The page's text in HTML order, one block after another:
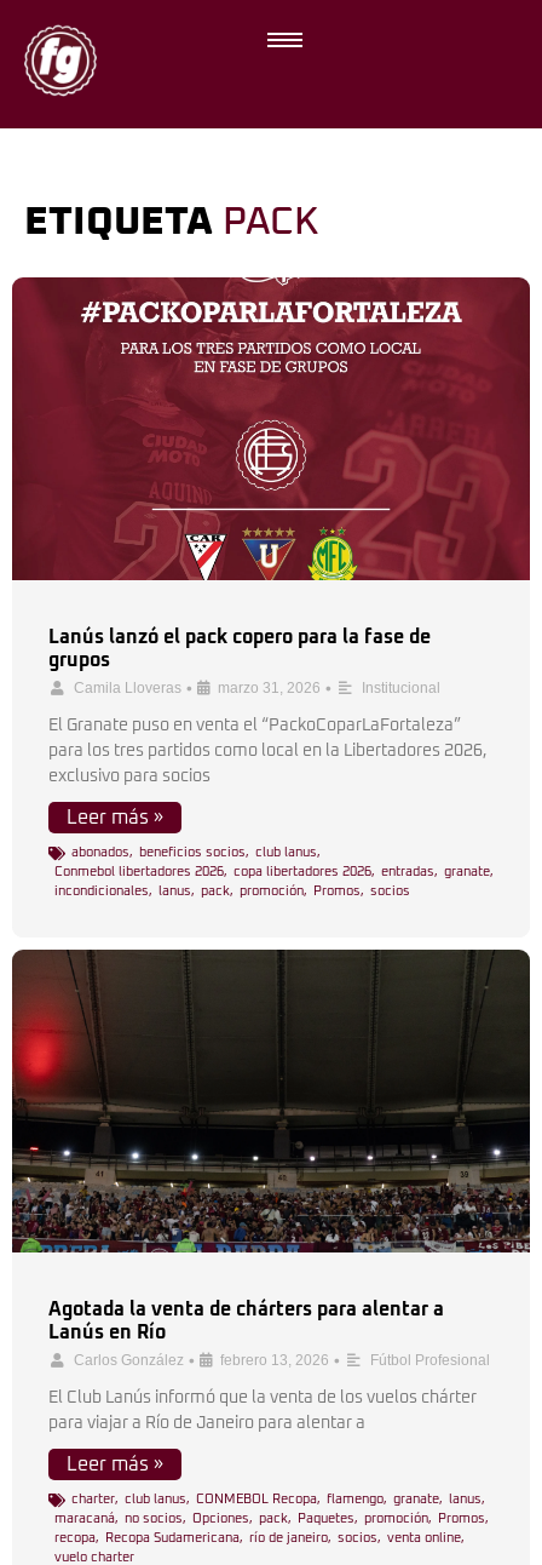
ETIQUETA PACK
Lanús lanzó el pack copero para la fase de
grupos
Camila Lloveras • marzo 31, 2026 • Institucional
El Granate puso en venta el “PackoCoparLaFortaleza”
para los tres partidos como local en la Libertadores 2026,
exclusivo para socios
Leer más »
abonados, beneficios socios, club lanus,
Conmebol libertadores 2026, copa libertadores 2026, entradas, granate,
incondicionales, lanus, pack, promoción, Promos, socios
Agotada la venta de chárters para alentar a
Lanús en Río
Carlos González • febrero 13, 2026 • Fútbol Profesional
El Club Lanús informó que la venta de los vuelos chárter
para viajar a Río de Janeiro para alentar a
Leer más »
charter, club lanus, CONMEBOL Recopa, flamengo, granate, lanus,
maracaná, no socios, Opciones, pack, Paquetes, promoción, Promos,
recopa, Recopa Sudamericana, río de janeiro, socios, venta online,
vuelo charter